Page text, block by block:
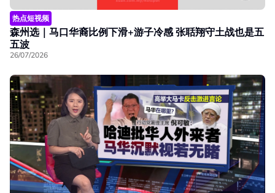
热点短视频
森州选｜马口华裔比例下滑+游子冷感 张聒翔守土战也是五
五波
26/07/2026